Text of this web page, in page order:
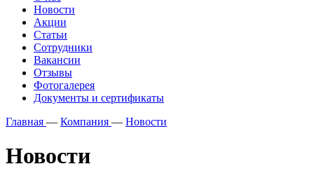
Новости
Акции
Статьи
Сотрудники
Вакансии
Отзывы
Фотогалерея
Документы и сертификаты
Главная — Компания — Новости
Новости